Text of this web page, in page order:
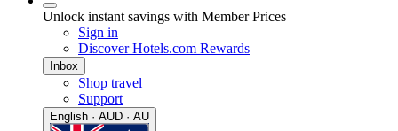
Unlock instant savings with Member Prices
Sign in
Discover Hotels.com Rewards
Inbox
Shop travel
Support
English · AUD · AU